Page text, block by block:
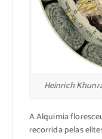
Heinrich
AAlquimia
recorridapelas